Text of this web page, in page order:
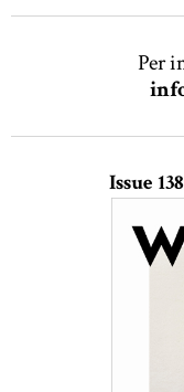
Per
Issue 138